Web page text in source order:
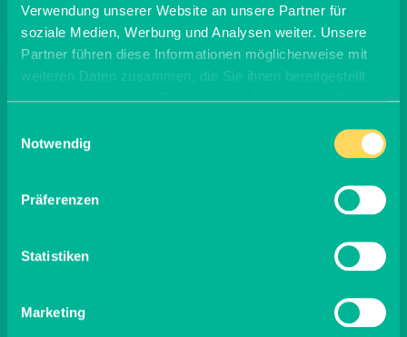
Verwendung unserer Website an unsere Partner für
soziale Medien, Werbung und Analysen weiter. Unsere
Partner führen diese Informationen möglicherweise mit
weiteren Daten zusammen, die Sie ihnen bereitgestellt
haben oder die sie im Rahmen Ihrer Nutzung der Dienste
Notwendig
Präferenzen
Statistiken
Marketing
Die Apfelernte ist noch nicht abgeschlossen und
Hochrechnungen zeigen, dass diese vermutlich etwa
15 % geringer als im Vorjahr ausfallen wird. Gründe
dafür waren kühles, nasses Wetter zum Zeitpunkt
machten Bäume und Früchte anfällig für Krankheiten
und Schädlingsbefall.